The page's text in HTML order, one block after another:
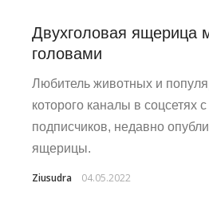
Двухголовая ящерица
головами
Любитель животных и
которого каналы в соцсетях
подписчиков, недавно
ящерицы.
Ziusudra 04.05.2022